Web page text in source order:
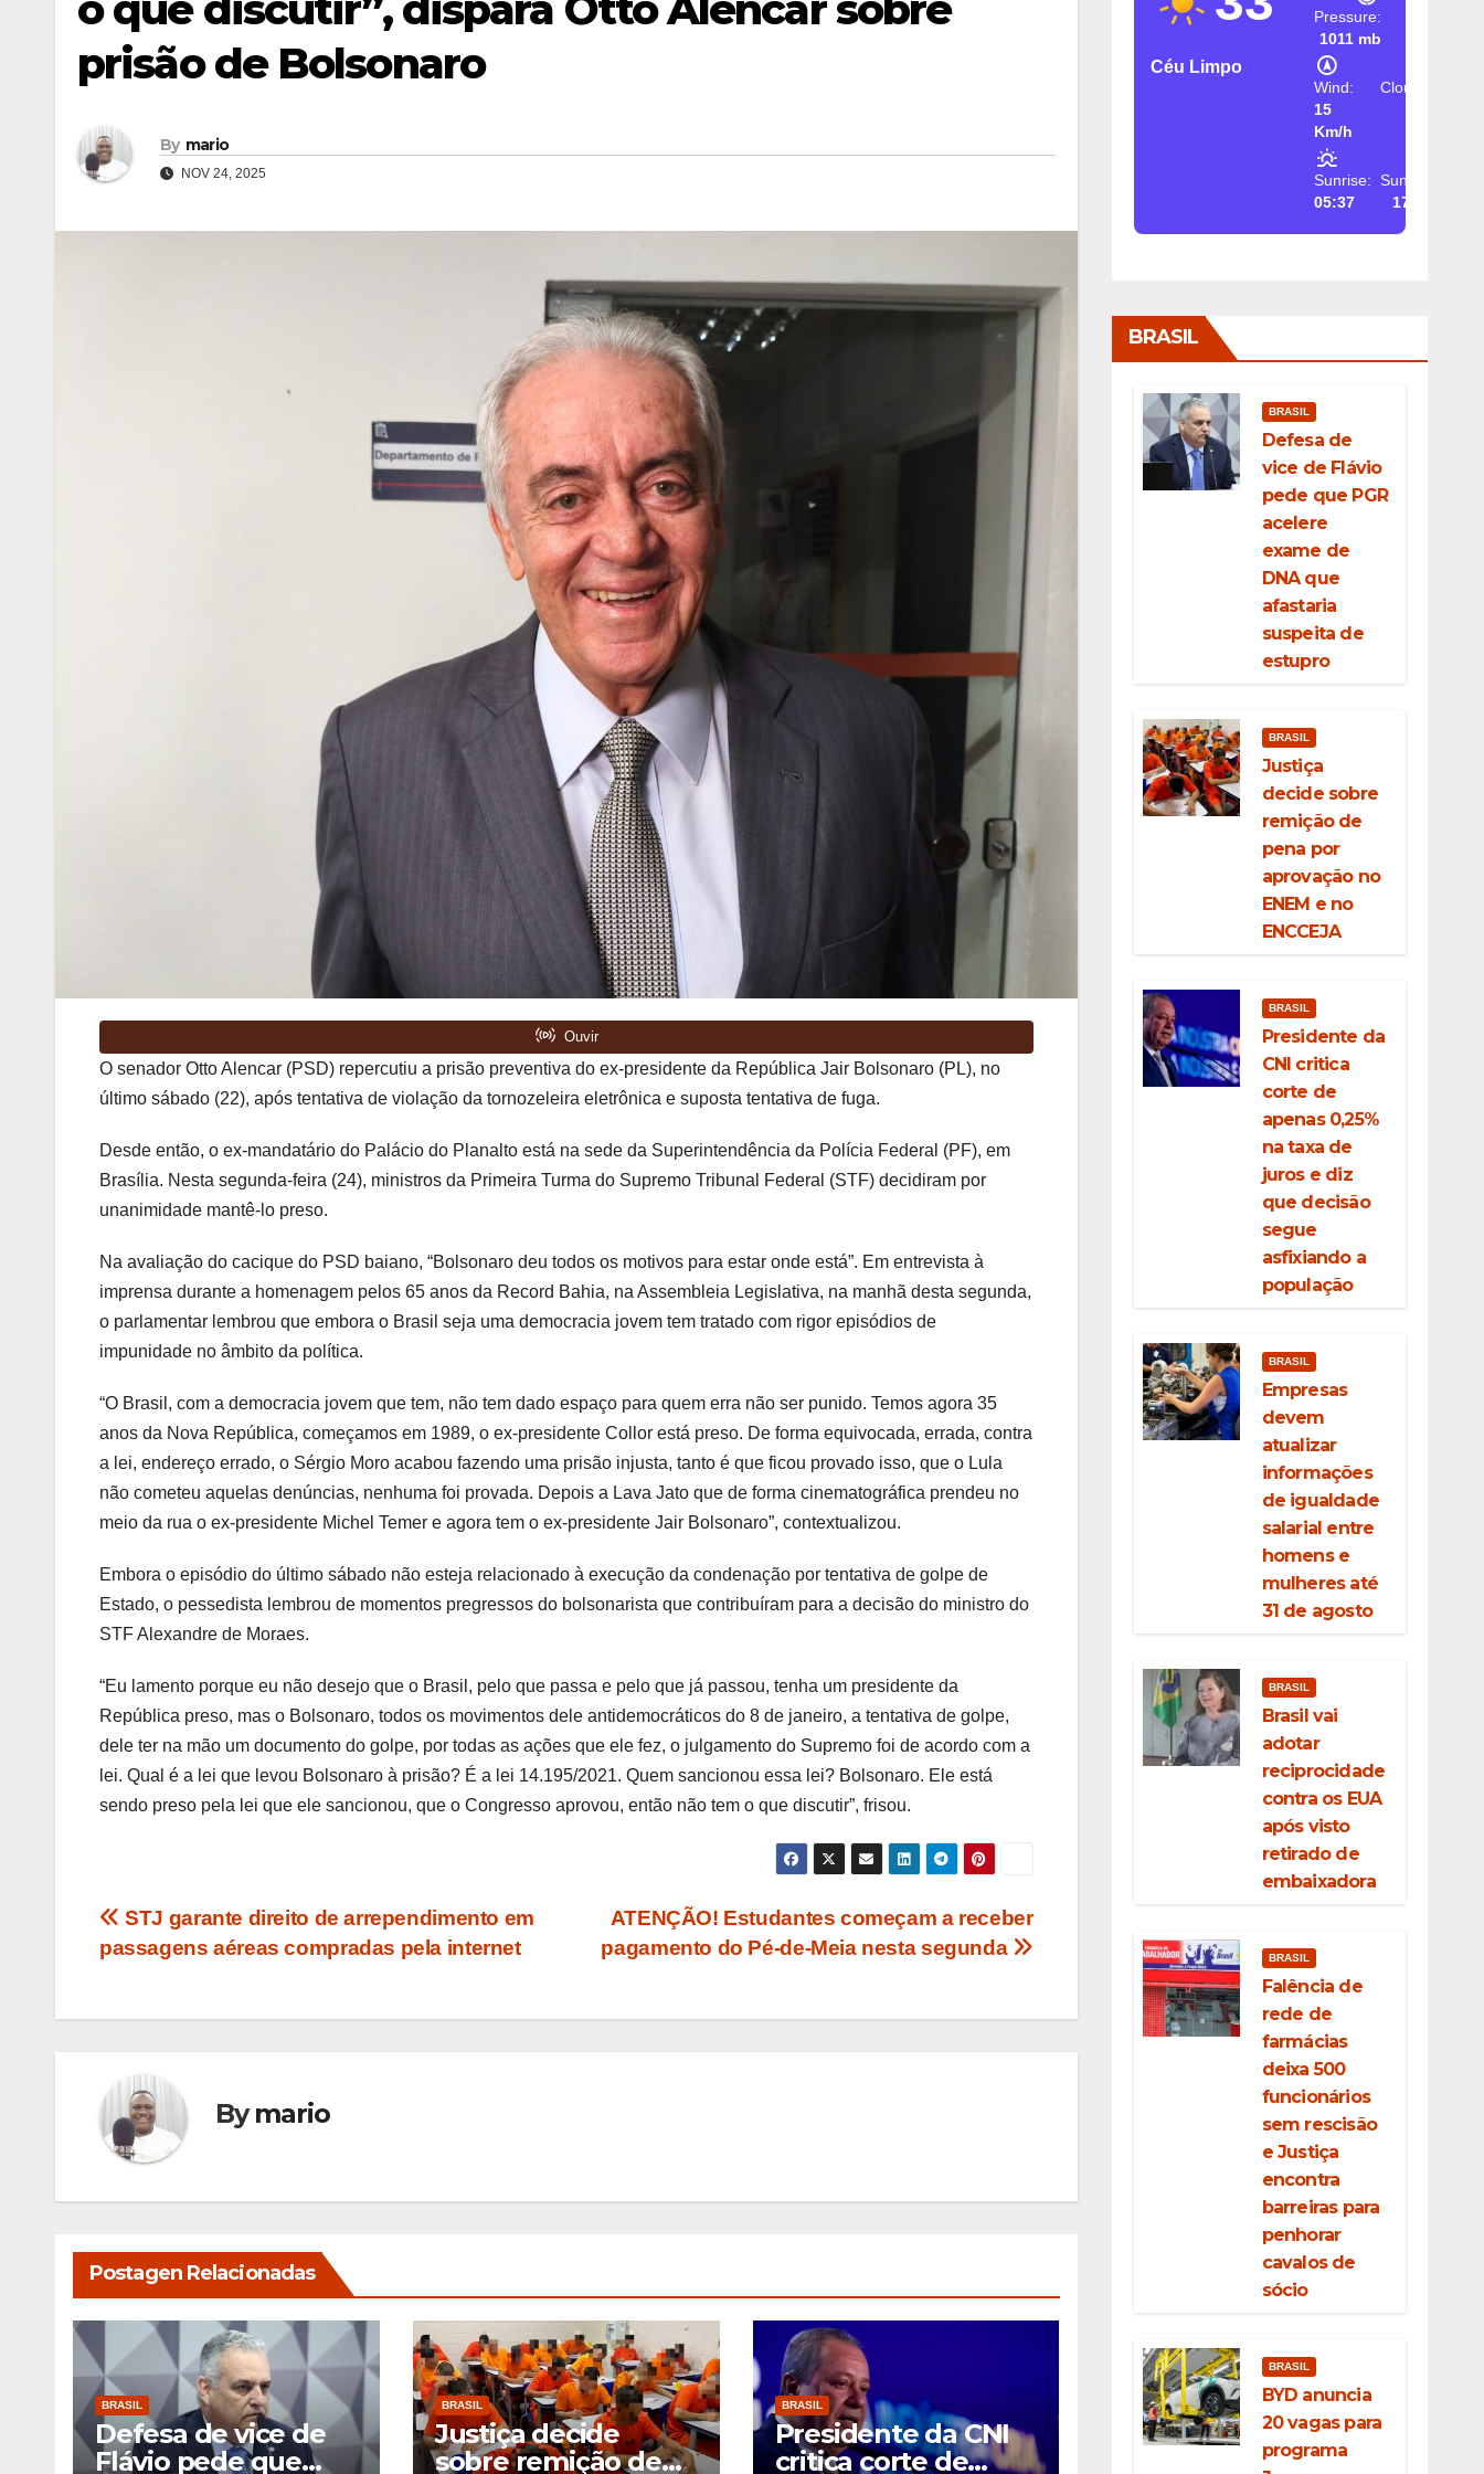
prisão de Bolsonaro
By mario
NOV 24, 2025
O senador Otto Alencar (PSD) repercutiu a prisão preventiva do ex-presidente da República Jair Bolsonaro (PL), no
último sábado (22), após tentativa de violação da tornozeleira eletrônica e suposta tentativa de fuga.
Desde então, o ex-mandatário do Palácio do Planalto está na sede da Superintendência da Polícia Federal (PF), em
Brasília. Nesta segunda-feira (24), ministros da Primeira Turma do Supremo Tribunal Federal (STF) decidiram por
unanimidade mantê-lo preso.
Na avaliação do cacique do PSD baiano, “Bolsonaro deu todos os motivos para estar onde está”. Em entrevista à
imprensa durante a homenagem pelos 65 anos da Record Bahia, na Assembleia Legislativa, na manhã desta segunda,
o parlamentar lembrou que embora o Brasil seja uma democracia jovem tem tratado com rigor episódios de
impunidade no âmbito da política.
“O Brasil, com a democracia jovem que tem, não tem dado espaço para quem erra não ser punido. Temos agora 35
anos da Nova República, começamos em 1989, o ex-presidente Collor está preso. De forma equivocada, errada, contra
a lei, endereço errado, o Sérgio Moro acabou fazendo uma prisão injusta, tanto é que ficou provado isso, que o Lula
não cometeu aquelas denúncias, nenhuma foi provada. Depois a Lava Jato que de forma cinematográfica prendeu no
meio da rua o ex-presidente Michel Temer e agora tem o ex-presidente Jair Bolsonaro”, contextualizou.
Embora o episódio do último sábado não esteja relacionado à execução da condenação por tentativa de golpe de
Estado, o pessedista lembrou de momentos pregressos do bolsonarista que contribuíram para a decisão do ministro do
STF Alexandre de Moraes.
“Eu lamento porque eu não desejo que o Brasil, pelo que passa e pelo que já passou, tenha um presidente da
República preso, mas o Bolsonaro, todos os movimentos dele antidemocráticos do 8 de janeiro, a tentativa de golpe,
dele ter na mão um documento do golpe, por todas as ações que ele fez, o julgamento do Supremo foi de acordo com a
lei. Qual é a lei que levou Bolsonaro à prisão? É a lei 14.195/2021. Quem sancionou essa lei? Bolsonaro. Ele está
sendo preso pela lei que ele sancionou, que o Congresso aprovou, então não tem o que discutir”, frisou.
Navegação
de
Post
ATENÇÃO! Estudantes começam a receber
pagamento do Pé-de-Meia nesta segunda
STJ garante direito de arrependimento em
passagens aéreas compradas pela internet
Bymario
Postagen Relacionadas
BRASIL
Defesa de vice de
Flávio pede que
BRASIL
Justiça decide
sobre remição de
BRASIL
Presidente da CNI
critica corte de
Céu Limpo
Pressure:
1011 mb
Wind:
15
Km/h
Clouds:
Sunrise:
05:37
Sunset:
17:26
BRASIL
BRASIL
Defesa de
vice de Flávio
pede que PGR
acelere
exame de
DNA que
afastaria
suspeita de
estupro
BRASIL
Justiça
decide sobre
remição de
pena por
aprovação no
ENEM e no
ENCCEJA
BRASIL
Presidente da
CNI critica
corte de
apenas 0,25%
na taxa de
juros e diz
que decisão
segue
asfixiando a
população
BRASIL
Empresas
devem
atualizar
informações
de igualdade
salarial entre
homens e
mulheres até
31 de agosto
BRASIL
Brasil vai
adotar
reciprocidade
contra os EUA
após visto
retirado de
embaixadora
BRASIL
Falência de
rede de
farmácias
deixa 500
funcionários
sem rescisão
e Justiça
encontra
barreiras para
penhorar
cavalos de
sócio
BRASIL
BYD anuncia
20 vagas para
programa